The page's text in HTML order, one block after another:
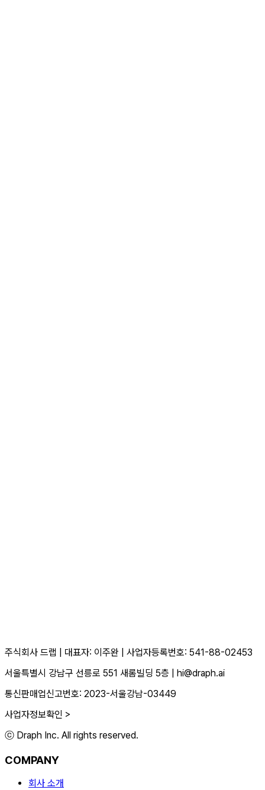
주식회사 드랩 대표자: 이주완
사업자등록번호: 541-88-02453
서울특별시 강남구 선릉로 551 새롬빌딩 5층
hi@draph.ai
통신판매업신고번호: 2023-서울강남-03449
사업자정보확인 >
ⓒ Draph Inc. All rights reserved.
COMPANY
회사 소개